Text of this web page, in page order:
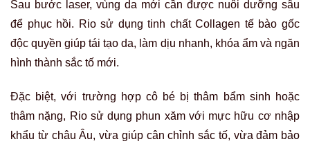
Sau bước laser, vùng da mới cần được nuôi dưỡng sâu
để phục hồi. Rio sử dụng tinh chất Collagen tế bào gốc
độc quyền giúp tái tạo da, làm dịu nhanh, khóa ẩm và ngăn
hình thành sắc tố mới.
Đặc biệt, với trường hợp cô bé bị thâm bẩm sinh hoặc
thâm nặng, Rio sử dụng phun xăm với mực hữu cơ nhập
khẩu từ châu Âu, vừa giúp cân chỉnh sắc tố, vừa đảm bảo